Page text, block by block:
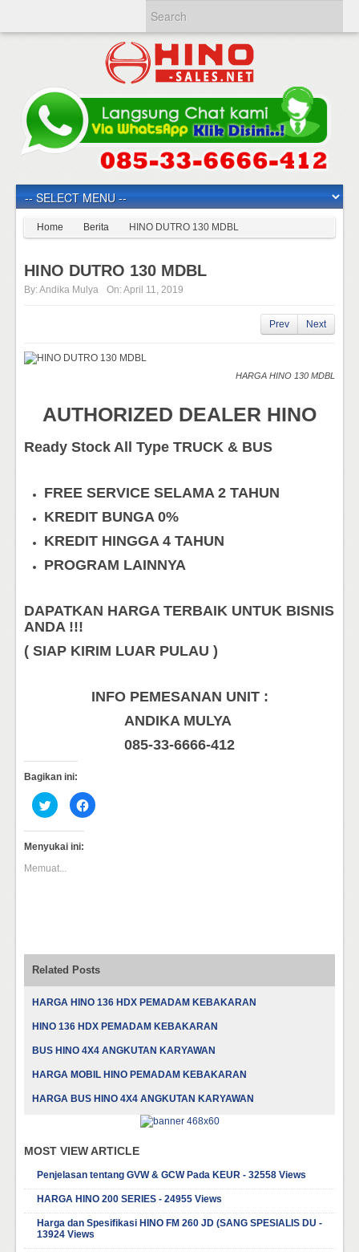
Home Berita HINO DUTRO 130 MDBL
HINO DUTRO 130 MDBL
By:Andika Mulya On:April 11, 2019
Prev Next
HARGA HINO 130 MDBL
AUTHORIZED DEALER HINO
Ready Stock All Type TRUCK & BUS
FREE SERVICE SELAMA 2 TAHUN
KREDIT BUNGA 0%
KREDIT HINGGA 4 TAHUN
PROGRAM LAINNYA
DAPATKAN HARGA TERBAIK UNTUK BISNIS
ANDA !!!
( SIAP KIRIM LUAR PULAU )
INFO PEMESANAN UNIT :
ANDIKA MULYA
085-33-6666-412
Bagikan ini:
Klik
untuk
berbagi
pada
Twitter(Membuka
di
yang
Klik
untuk
Menyukai ini:
Memuat...
Related Posts
HARGA HINO 136 HDX PEMADAM KEBAKARAN
HINO 136 HDX PEMADAM KEBAKARAN
BUS HINO 4X4 ANGKUTAN KARYAWAN
HARGA MOBIL HINO PEMADAM KEBAKARAN
HARGA BUS HINO 4X4 ANGKUTAN KARYAWAN
MOST VIEW ARTICLE
Penjelasan tentang GVW & GCW Pada KEUR - 32558 Views
HARGA HINO 200 SERIES - 24955 Views
Harga dan Spesifikasi HINO FM 260 JD (SANG SPESIALIS DU -
13924 Views